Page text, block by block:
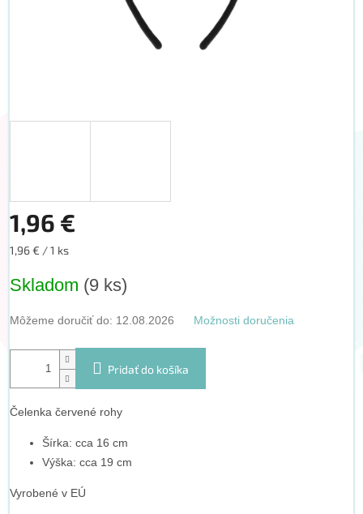
1,96 €
Jednotková
1,96 € / 1 ks
Skladom (9 ks)
Môžeme doručiť do: 12.08.2026 Možnosti doručenia
Pridať do košíka
Čelenka červené rohy
Šírka: cca 16 cm
Výška: cca 19 cm
Vyrobené v EÚ